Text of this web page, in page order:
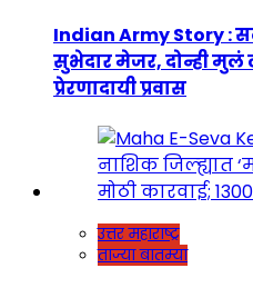
Indian Army Story :
सुभेदार मेजर, दोन्ही
प्रेरणादायी प्रवास
उत्तर महाराष्ट्र
ताज्या बातम्या